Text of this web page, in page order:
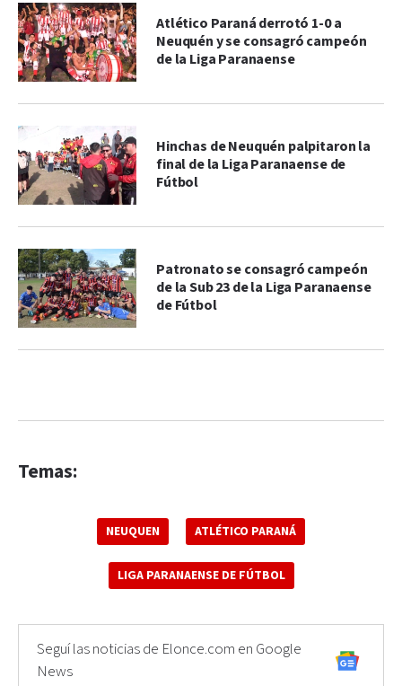
Atlético Paraná derrotó 1-0 a
Neuquén y se consagró campeón
de la Liga Paranaense
Hinchas de Neuquén palpitaron la
final de la Liga Paranaense de
Fútbol
Patronato se consagró campeón
de la Sub 23 de la Liga Paranaense
de Fútbol
Temas:
NEUQUEN ATLÉTICO PARANÁ
LIGA PARANAENSE DE FÚTBOL
Seguí las noticias de Elonce.com en Google
News